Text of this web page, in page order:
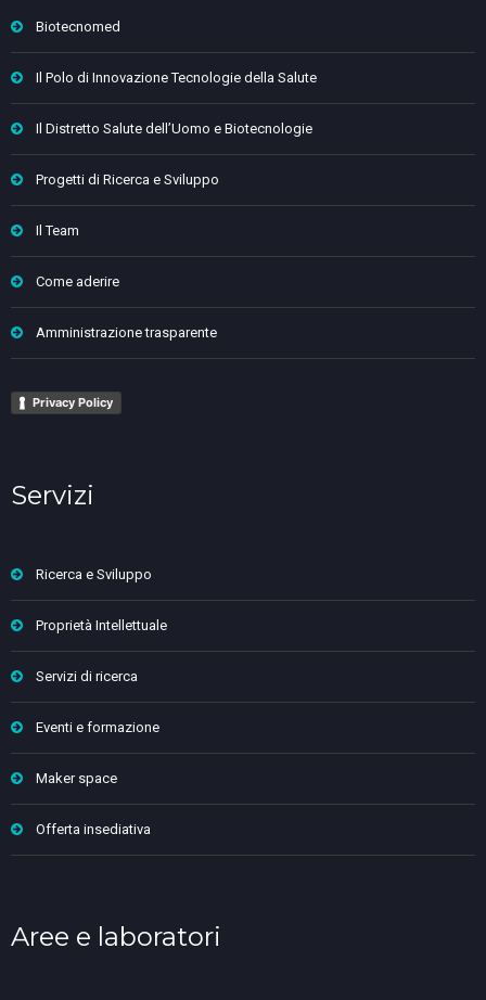
Biotecnomed
Il Polo di Innovazione Tecnologie della Salute
Il Distretto Salute dell’Uomo e Biotecnologie
Progetti di Ricerca e Sviluppo
Il Team
Come aderire
Amministrazione trasparente
Privacy Policy
Servizi
Ricerca e Sviluppo
Proprietà Intellettuale
Servizi di ricerca
Eventi e formazione
Maker space
Offerta insediativa
Aree e laboratori